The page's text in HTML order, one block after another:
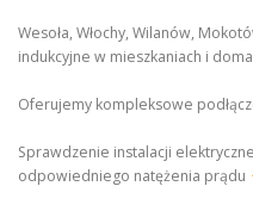
Wesoła, Włochy, Wilanów,
indukcyjne w mieszkaniach i
Oferujemy kompleksowe
Sprawdzenie instalacji
odpowiedniego natężenia prądu